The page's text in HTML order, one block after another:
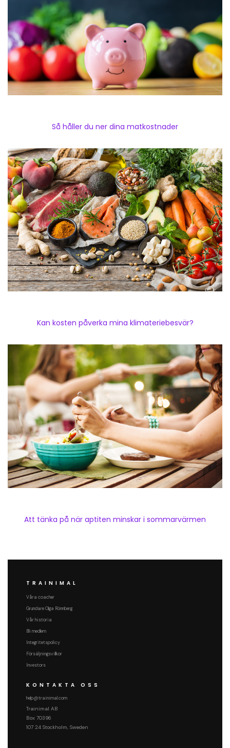
Så håller du ner dina matkostnader
Kan kosten påverka mina klimateriebesvär?
Att tänka på när aptiten minskar i sommarvärmen
TRAINIMAL
Våra coacher
Grundare Olga Rönnberg
Vår historia
Bli medlem
Integritetspolicy
Försäljningsvillkor
Investors
KONTAKTA OSS
help@trainimal.com
Trainimal AB
Box 70396
107 24 Stockholm, Sweden